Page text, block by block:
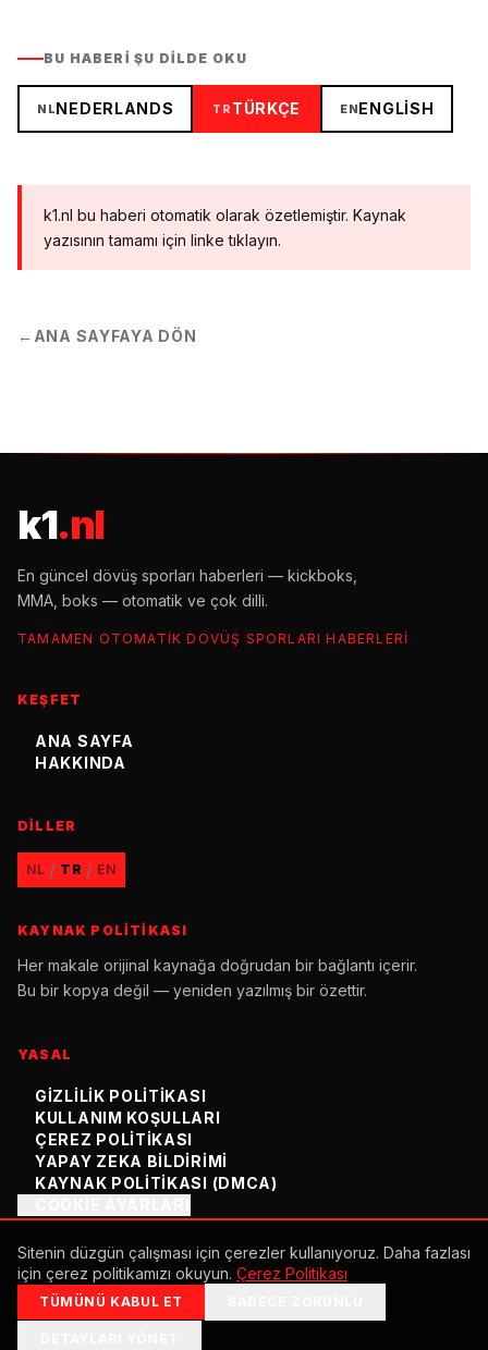
BU HABERI ŞU DILDE OKU
NLNEDERLANDS TR TÜRKÇE ENENGLISH
k1.nl bu haberi otomatik olarak özetlemiştir. Kaynak
yazısının tamamı için linke tıklayın.
← ANA SAYFAYA DÖN
k1.nl
En güncel dövüş sporları haberleri — kickboks,
MMA, boks — otomatik ve çok dilli.
TAMAMEN OTOMATIK DÖVÜŞ SPORLARI HABERLERI
KEŞFET
ANA SAYFA
HAKKINDA
DILLER
NL / TR / EN
KAYNAK POLITIKASI
Her makale orijinal kaynağa doğrudan bir bağlantı içerir.
Bu bir kopya değil — yeniden yazılmış bir özettir.
YASAL
GIZLILIK POLITIKASI
KULLANIM KOŞULLARI
ÇEREZ POLITIKASI
YAPAY ZEKA BILDIRIMI
KAYNAK POLITIKASI (DMCA)
2026 K1.NL
OTOMATIK OLUŞTURULDU
Sitenin düzgün çalışması için çerezler kullanıyoruz. Daha fazlası
için çerez politikamızı okuyun. Çerez Politikası
TÜMÜNÜ KABUL ET